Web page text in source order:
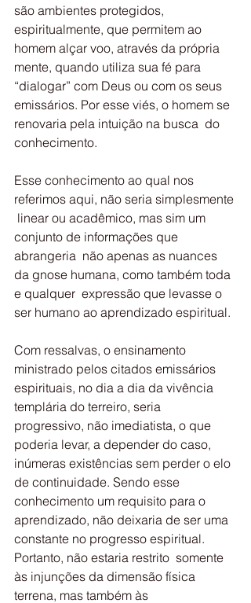
são ambientes protegidos,
espiritualmente, que permitem ao
homem alçar voo, através da própria
mente, quando utiliza sua fé para
“dialogar” com Deus ou com os seus
emissários. Por esse viés, o homem se
renovaria pela intuição na busca  do
conhecimento.
Esse conhecimento ao qual nos
referimos aqui, não seria simplesmente
linear ou acadêmico, mas sim um
conjunto de informações que
abrangeria  não apenas as nuances
da gnose humana, como também toda
e qualquer  expressão que levasse o
ser humano ao aprendizado espiritual.
Com ressalvas, o ensinamento
ministrado pelos citados emissários
espirituais, no dia a dia da vivência
templária do terreiro, seria
progressivo, não imediatista, o que
poderia levar, a depender do caso,
inúmeras existências sem perder o elo
de continuidade. Sendo esse
conhecimento um requisito para o
aprendizado, não deixaria de ser uma
constante no progresso espiritual.
Portanto, não estaria restrito  somente
às injunções da dimensão física
terrena, mas também às